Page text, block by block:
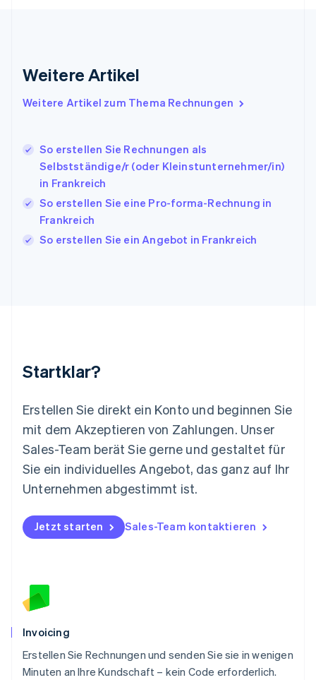
Weitere Artikel
Weitere Artikel zum Thema Rechnungen
So erstellen Sie Rechnungen als
Selbstständige/r (oder Kleinstunternehmer/in)
in Frankreich
So erstellen Sie eine Pro-forma-Rechnung in
Frankreich
So erstellen Sie ein Angebot in Frankreich
Startklar?
Erstellen Sie direkt ein Konto und beginnen Sie
mit dem Akzeptieren von Zahlungen. Unser
Sales-Team berät Sie gerne und gestaltet für
Sie ein individuelles Angebot, das ganz auf Ihr
Unternehmen abgestimmt ist.
Jetzt starten Sales-Team kontaktieren
Invoicing
Erstellen Sie Rechnungen und senden Sie sie in wenigen
Minuten an Ihre Kundschaft – kein Code erforderlich.
Italien
Italiano English
Japan
日本語 English
Kroatien
EnglishItaliano
Lettland
Liechtenstein
DeutschEnglish
Litauen
Español English
Niederlande
NederlandsEnglish
English
Österreich
Deutsch
Polen
Portugal
PortuguêsEnglish
Schweden
Schweiz
Singapur
English简体中文
Slowakei